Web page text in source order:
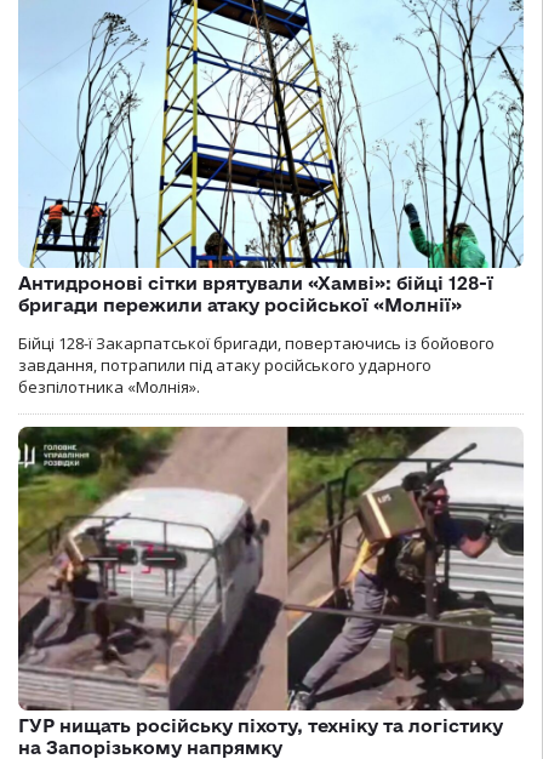
Антидронові сітки врятували «Хамві»: бійці 128-ї
бригади пережили атаку російської «Молнії»
Бійці 128-ї Закарпатської бригади, повертаючись із бойового
завдання, потрапили під атаку російського ударного
безпілотника «Молнія».
ГУР нищать російську піхоту, техніку та логістику
на Запорізькому напрямку